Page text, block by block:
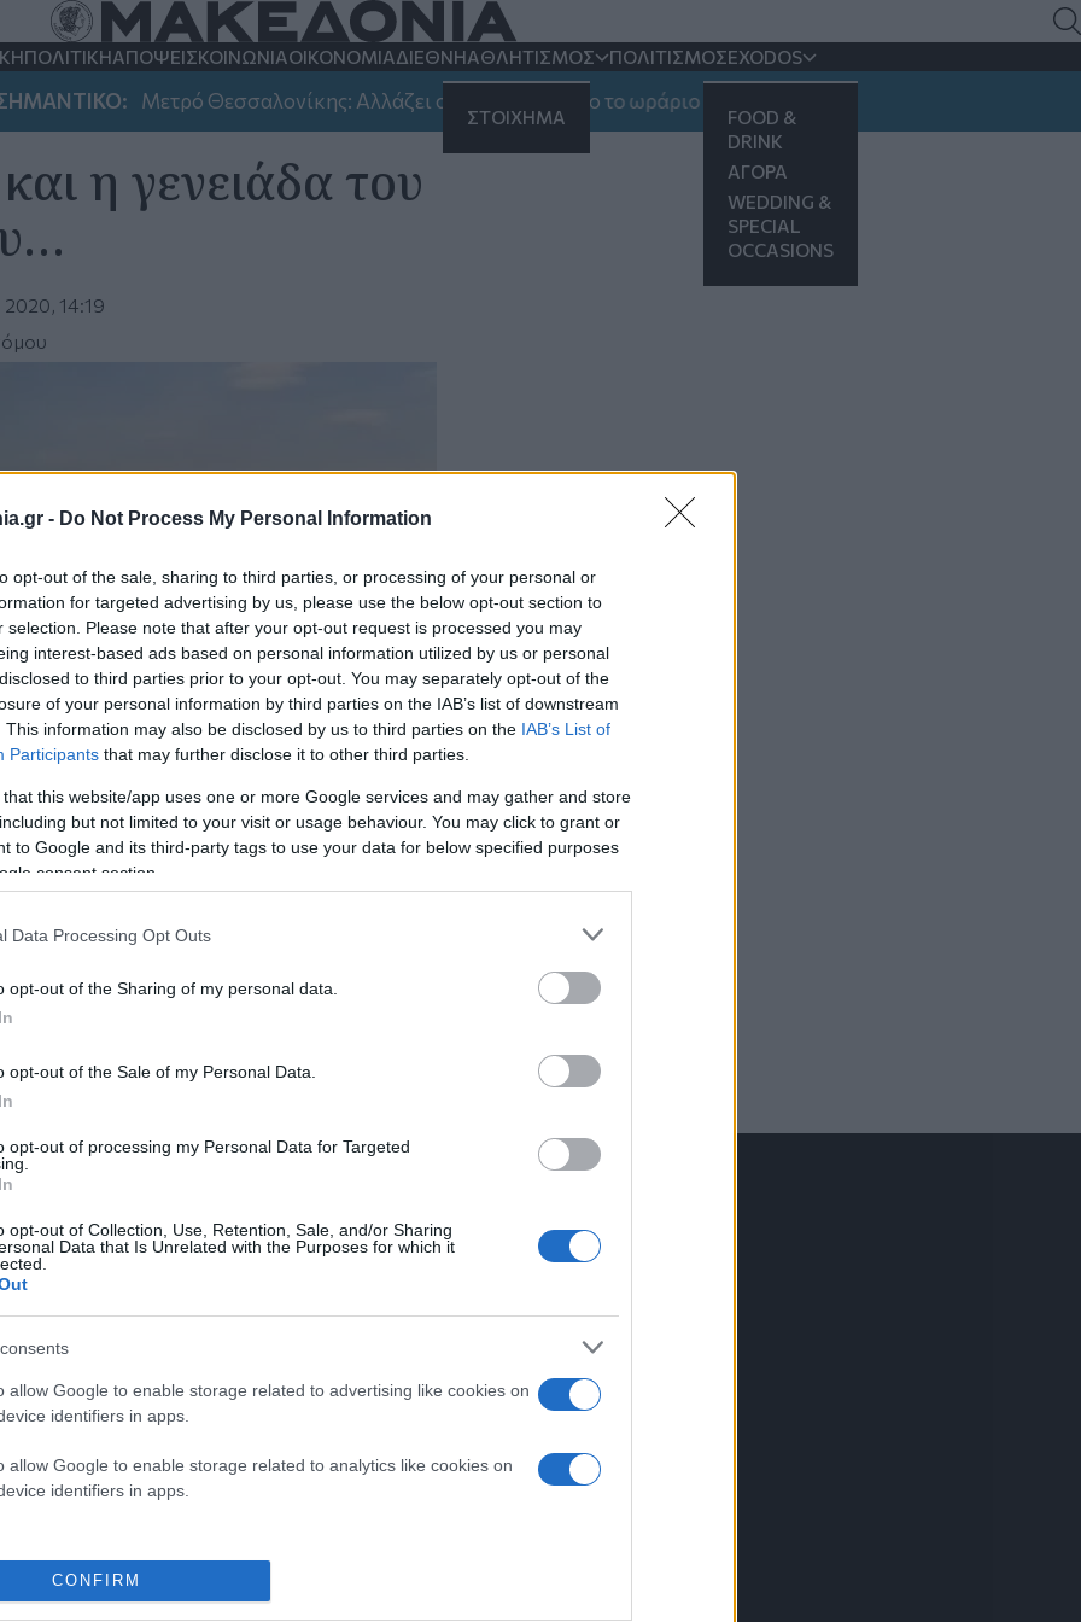
- Do Not Process My Personal Information
opt-out of the sale, sharing to third parties, or processing of your personal or
for targeted advertising by us, please use the below opt-out section to
selection. Please note that after your opt-out request is processed you may
interest-based ads based on personal information utilized by us or personal
to third parties prior to your opt-out. You may separately opt-out of the
of your personal information by third parties on the IAB’s list of downstream
This information may also be disclosed by us to third parties on the IAB’s List of
Participants that may further disclose it to other third parties.
that this website/app uses one or more Google services and may gather and store
but not limited to your visit or usage behaviour. You may click to grant or
to Google and its third-party tags to use your data for below specified purposes
consent section.
Data Processing Opt Outs
opt-out of the Sharing of my personal data.
opt-out of the Sale of my Personal Data.
opt-out of processing my Personal Data for Targeted
opt-out of Collection, Use, Retention, Sale, and/or Sharing
Data that Is Unrelated with the Purposes for which it
allow Google to enable storage related to advertising like cookies on
identifiers in apps.
allow Google to enable storage related to analytics like cookies on
identifiers in apps.
CONFIRM
ΠΟΛΙΤΙΚΗΑΠΟΨΕΙΣΚΟΙΝΩΝΙΑΟΙΚΟΝΟΜΙΑΔΙΕΘΝΗΑΘΛΗΤΙΣΜΟΣ
ΣΤΟΙΧΗΜΑ
ΠΟΛΙΤΙΣΜΟΣEXODOS
FOOD &
DRINK
ΑΓΟΡΑ
WEDDING &
SPECIAL
OCCASIONS
Μετρό Θεσσαλονίκης: Αλλάζει σήμερα και αύριο το ωράριο λειτουργίας
Λόγια του Βαρδάρη
η γενειάδα του
14:19
στη Θεσσαλονίκη είναι οι παρουσίες της
να εμφανισθούν σε δημόσια εκδήλωση. Για την
με πνευμονία και στο νοσοκομείο. Οσο
εμφανίσεις. Πάντως σχολιάστηκε και η
το ξύρισμα….
στο email σας.